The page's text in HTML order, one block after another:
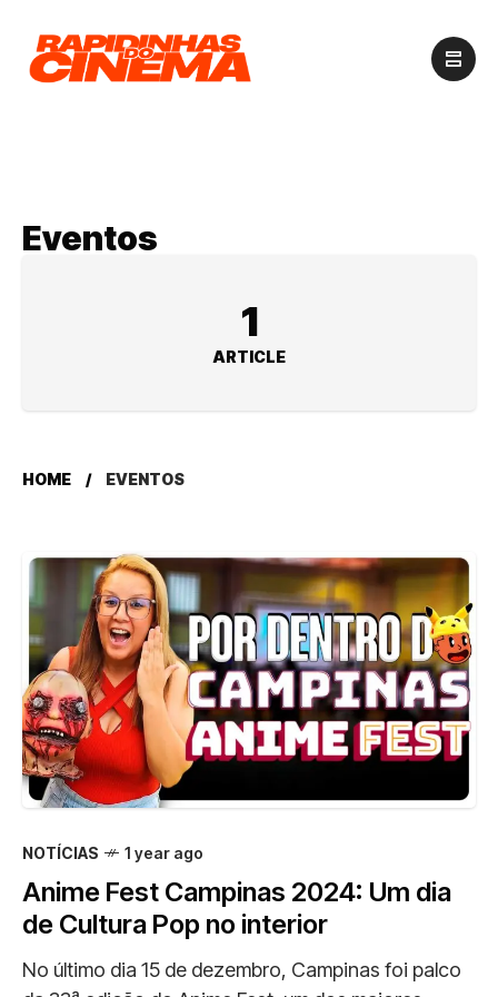
Eventos
1
ARTICLE
HOME EVENTOS
NOTÍCIAS 1 year ago
Anime Fest Campinas 2024: Um dia
de Cultura Pop no interior
No último dia 15 de dezembro, Campinas foi palco